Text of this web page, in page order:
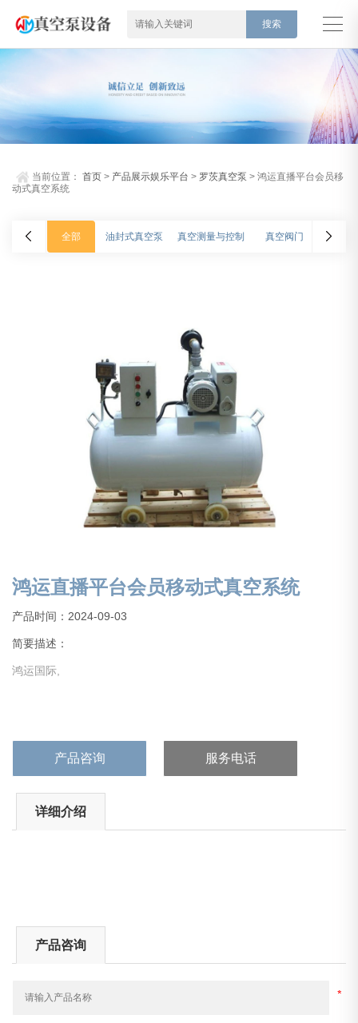
当前位置：首页 > 产品展示娱乐平台 > 罗茨真空泵 > 鸿运直播平台会员移
动式真空系统
全部 油封式真空泵 真空测量与控制 真空阀门 氦质
鸿运直播平台会员移动式真空系统
产品时间：2024-09-03
简要描述：
鸿运国际,
产品咨询 服务电话
详细介绍
产品咨询